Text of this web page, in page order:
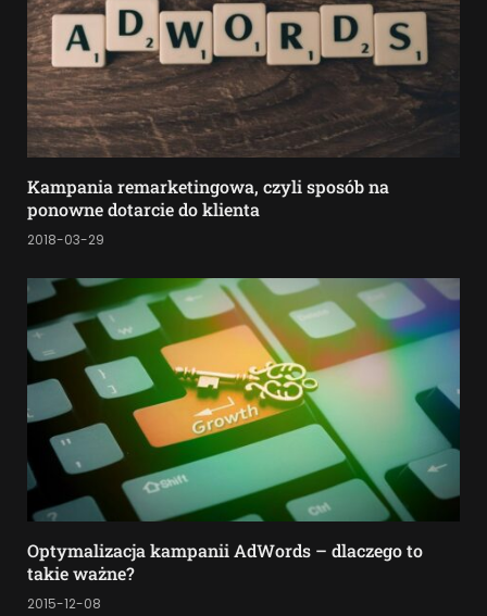
Kampania remarketingowa, czyli sposób na
ponowne dotarcie do klienta
2018-03-29
Optymalizacja kampanii AdWords – dlaczego to
takie ważne?
2015-12-08